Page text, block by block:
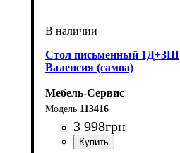
Стол письменный 1Д+3Ш
Валенсия (самоа)
Мебель-Сервис
113416
3 998грн